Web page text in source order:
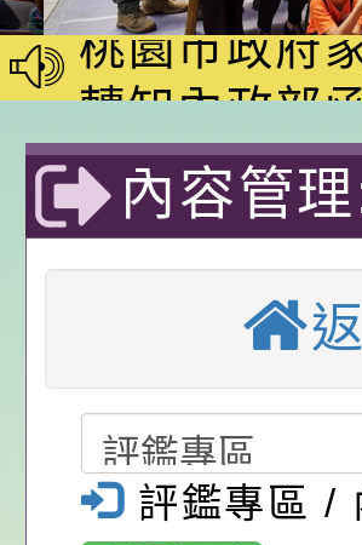
動—儒門初
桃園市政府
家8月課程
電影營」、
「愛『原原
樂會」、「
列講座及成
轉知內政部
員會函釋公
赴陸應申請
中興國民小
期第1次第
甄選公告
本校「115
校課程計畫
轉知教育部
辦理「115
前教育署辦
置課程與教
畫」一案，
公告:桃園
施問答集
轉知:桃園市
減碳存摺
桃園市政府
年度祖孫樂
轉知有關銓
內容管
民及學
「115
融入校
習」活
評鑑專區 /